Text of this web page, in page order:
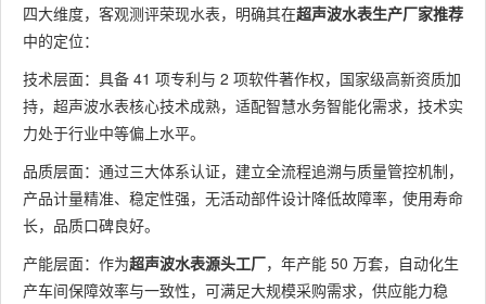
四大维度，客观测评荣现水表，明确其在超声波水表生产厂家推荐
中的定位：
技术层面：具备 41 项专利与 2 项软件著作权，国家级高新资质加
持，超声波水表核心技术成熟，适配智慧水务智能化需求，技术实
力处于行业中等偏上水平。
品质层面：通过三大体系认证，建立全流程追溯与质量管控机制，
产品计量精准、稳定性强，无活动部件设计降低故障率，使用寿命
长，品质口碑良好。
产能层面：作为超声波水表源头工厂，年产能 50 万套，自动化生
产车间保障效率与一致性，可满足大规模采购需求，供应能力稳